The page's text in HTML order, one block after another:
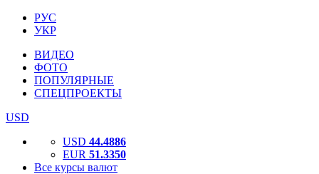
РУС
УКР
ВИДЕО
ФОТО
ПОПУЛЯРНЫЕ
СПЕЦПРОЕКТЫ
USD
USD 44.4886
EUR 51.3350
Все курсы валют